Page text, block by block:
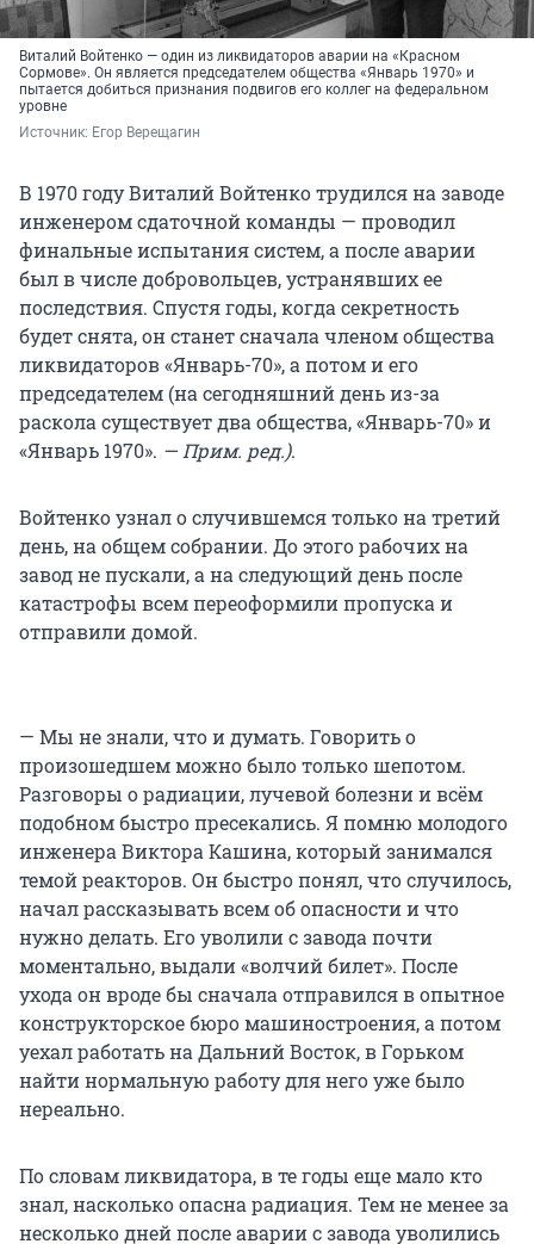
Виталий Войтенко — один из ликвидаторов аварии на «Красном
Сормове». Он является председателем общества «Январь 1970» и
пытается добиться признания подвигов его коллег на федеральном
уровне
Источник: Егор Верещагин
В 1970 году Виталий Войтенко трудился на заводе
инженером сдаточной команды — проводил
финальные испытания систем, а после аварии
был в числе добровольцев, устранявших ее
последствия. Спустя годы, когда секретность
будет снята, он станет сначала членом общества
ликвидаторов «Январь-70», а потом и его
председателем (на сегодняшний день из-за
раскола существует два общества, «Январь-70» и
«Январь 1970». — Прим. ред.).
Войтенко узнал о случившемся только на третий
день, на общем собрании. До этого рабочих на
завод не пускали, а на следующий день после
катастрофы всем переоформили пропуска и
отправили домой.
— Мы не знали, что и думать. Говорить о
произошедшем можно было только шепотом.
Разговоры о радиации, лучевой болезни и всём
подобном быстро пресекались. Я помню молодого
инженера Виктора Кашина, который занимался
темой реакторов. Он быстро понял, что случилось,
начал рассказывать всем об опасности и что
нужно делать. Его уволили с завода почти
моментально, выдали «волчий билет». После
ухода он вроде бы сначала отправился в опытное
конструкторское бюро машиностроения, а потом
уехал работать на Дальний Восток, в Горьком
найти нормальную работу для него уже было
нереально.
По словам ликвидатора, в те годы еще мало кто
знал, насколько опасна радиация. Тем не менее за
несколько дней после аварии с завода уволились